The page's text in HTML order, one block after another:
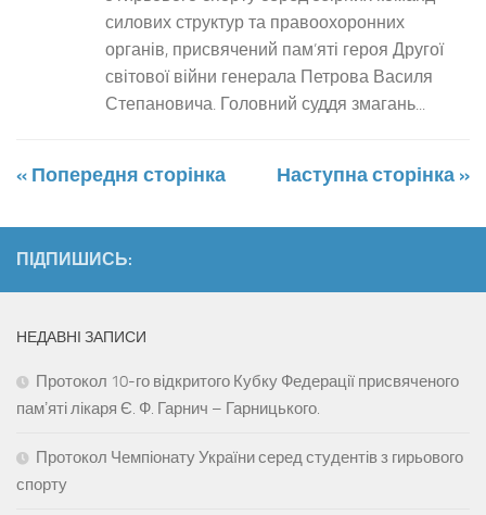
силових структур та правоохоронних
органів, присвячений пам’яті героя Другої
світової війни генерала Петрова Василя
Степановича. Головний суддя змагань...
« Попередня сторінка Наступна сторінка »
ПІДПИШИСЬ:
НЕДАВНІ ЗАПИСИ
Протокол 10-го відкритого Кубку Федерації присвяченого
памʼяті лікаря Є. Ф. Гарнич – Гарницького.
Протокол Чемпіонату України серед студентів з гирьового
спорту